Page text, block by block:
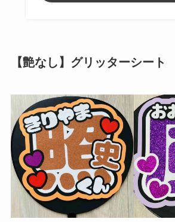
【艶なし】グリッターシート